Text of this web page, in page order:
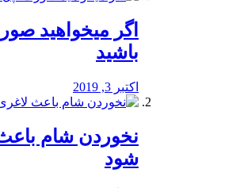
اگر میخواهید
باشید
اکتبر 3, 2019
نخوردن شام
‌شود